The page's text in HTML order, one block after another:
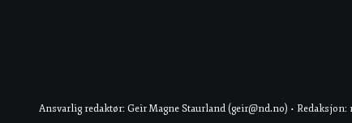
Ansvarlig redaktør: Geir Magne Staurland (geir@nd.no) •